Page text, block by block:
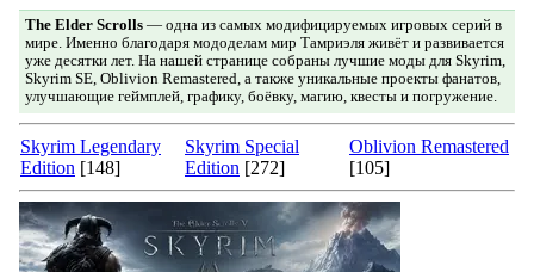
The Elder Scrolls — одна из самых модифицируемых игровых серий в
мире. Именно благодаря мододелам мир Тамриэля живёт и развивается
уже десятки лет. На нашей странице собраны лучшие моды для Skyrim,
Skyrim SE, Oblivion Remastered, а также уникальные проекты фанатов,
улучшающие геймплей, графику, боёвку, магию, квесты и погружение.
Skyrim Legendary
Edition [148]
Skyrim Special
Edition [272]
Oblivion Remastered
[105]